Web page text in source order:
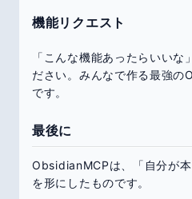
機能リクエスト
「こんな機能あったらいいな
ださい。みんなで作る最強
です。
最後に
ObsidianMCPは、「自分が本
を形にしたものです。